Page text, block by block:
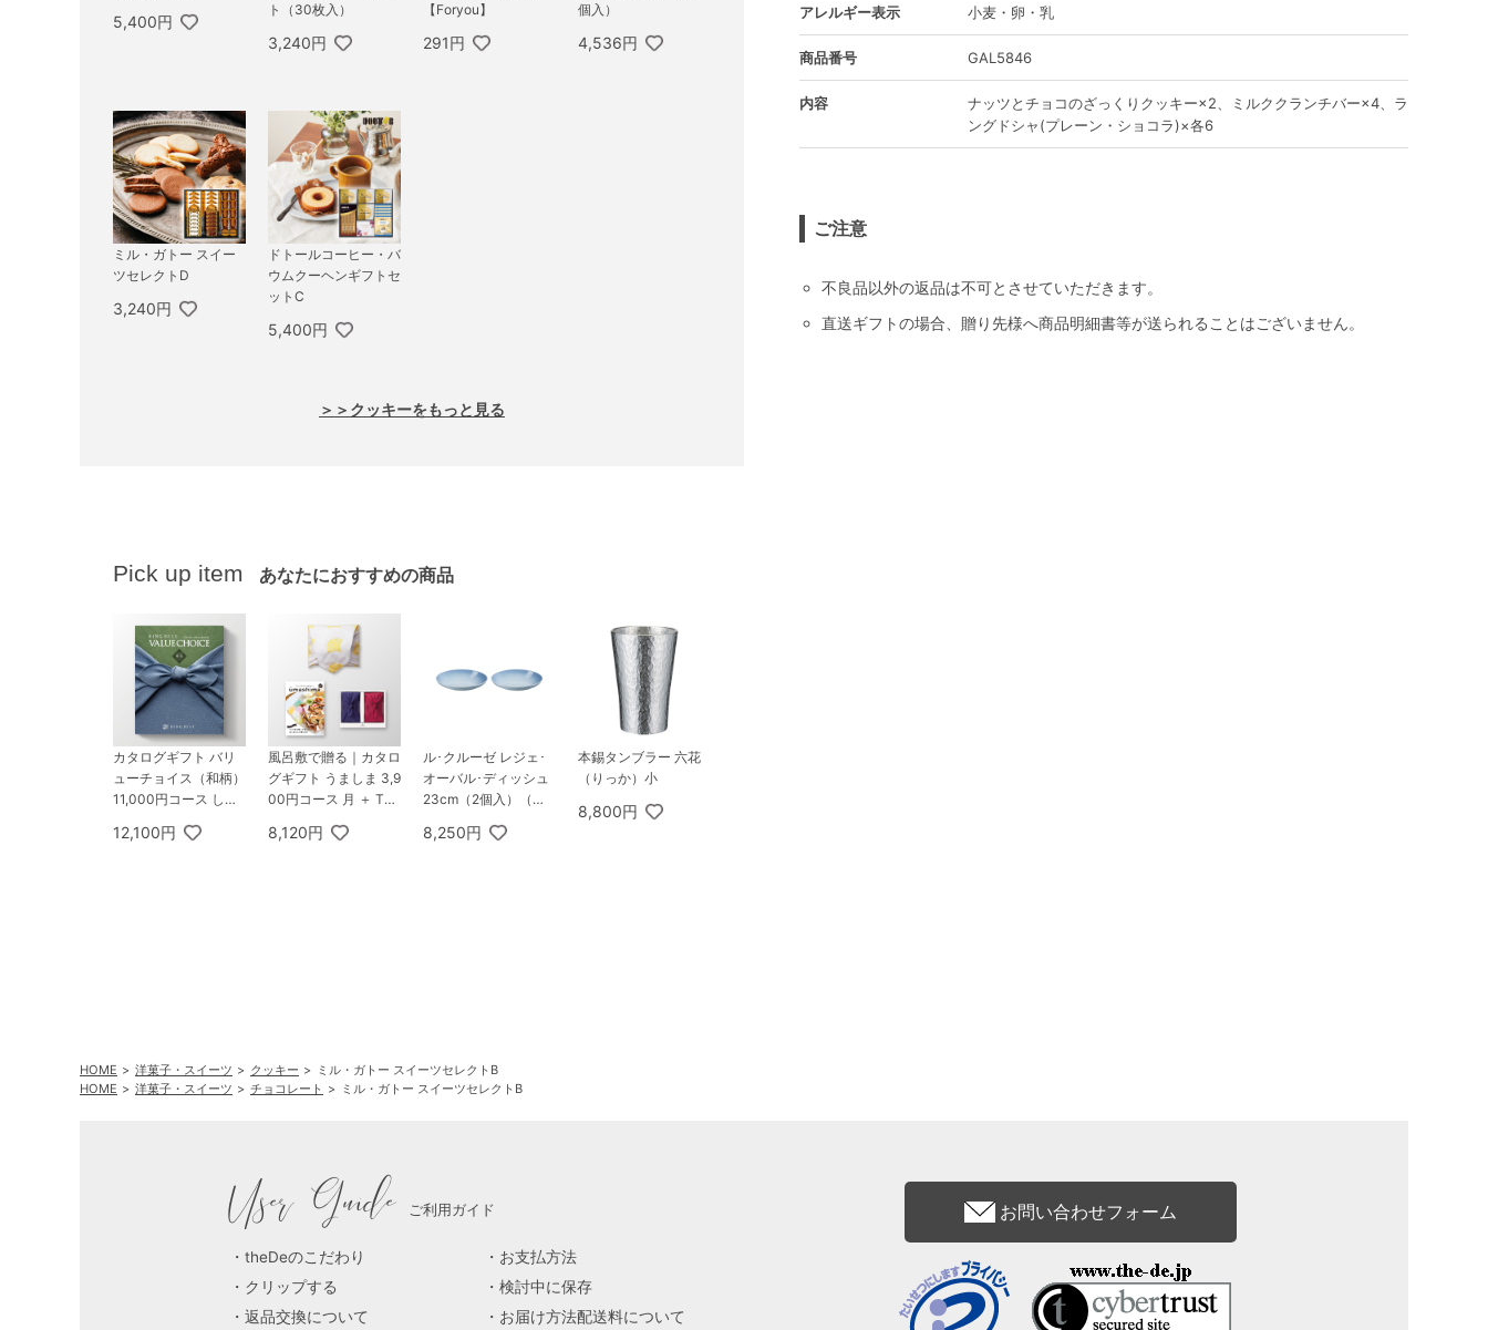
5,400円
ト（30枚入）
3,240円
【Foryou】
291円
個入）
4,536円
ミル・ガトー スイー
ツセレクトD
3,240円
ドトールコーヒー・バ
ウムクーヘンギフトセ
ットC
5,400円
＞＞クッキーをもっと見る
Pick up item あなたにおすすめの商品
カタログギフト バリ
ューチョイス（和柄）
11,000円コース しお
12,100円
風呂敷で贈る｜カタロ
グギフト うましま 3,9
00円コース 月 ＋ TS
8,120円
ル･クルーゼ レジェ･
オーバル･ディッシュ
23cm（2個入）（コ
8,250円
本錫タンブラー 六花
（りっか）小
8,800円
アレルギー表示 小麦・卵・乳
商品番号 GAL5846
内容
ナッツとチョコのざっくりクッキー×2、ミルククランチバー×4、ラ
ングドシャ(プレーン・ショコラ)×各6
ご注意
不良品以外の返品は不可とさせていただきます。
直送ギフトの場合、贈り先様へ商品明細書等が送られることはございません。
HOME 洋菓子・スイーツ クッキー
ミル・ガトー スイーツセレクトB
HOME
洋菓子・スイーツ チョコレート ミル・ガトー スイーツセレクトB
User Guide ご利用ガイド
theDeのこだわり
お支払方法
クリップする
検討中に保存
返品交換について
お届け方法配送料について
お問い合わせフォーム